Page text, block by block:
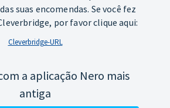
suas encomendas. Se você fez
por favor clique aqui:
Cleverbridge-URL
a aplicação Nero mais
antiga